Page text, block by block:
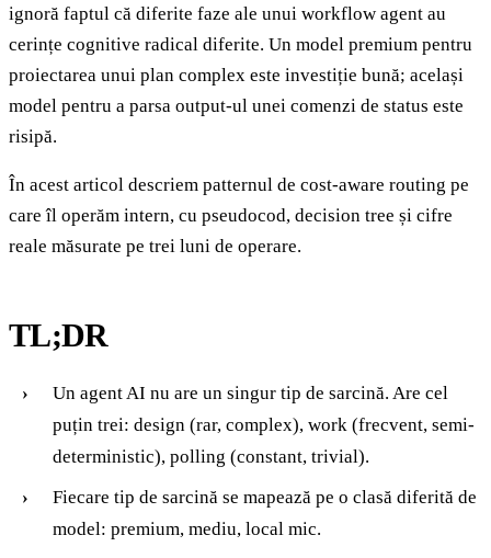
ignoră faptul că diferite faze ale unui workflow agent au
cerințe cognitive radical diferite. Un model premium pentru
proiectarea unui plan complex este investiție bună; același
model pentru a parsa output-ul unei comenzi de status este
risipă.
În acest articol descriem patternul de cost-aware routing pe
care îl operăm intern, cu pseudocod, decision tree și cifre
reale măsurate pe trei luni de operare.
TL;DR
Un agent AI nu are un singur tip de sarcină. Are cel
puțin trei: design (rar, complex), work (frecvent, semi-
deterministic), polling (constant, trivial).
Fiecare tip de sarcină se mapează pe o clasă diferită de
model: premium, mediu, local mic.